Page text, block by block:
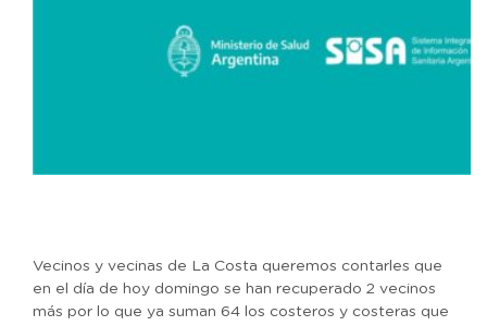
Vecinos y vecinas de La Costa queremos contarles que
en el día de hoy domingo se han recuperado 2 vecinos
más por lo que ya suman 64 los costeros y costeras que